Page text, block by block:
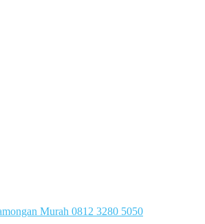
Murah 0812 3280 5050